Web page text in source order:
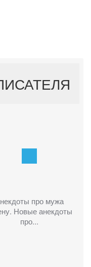
про мужа
Новые анекдоты
про...